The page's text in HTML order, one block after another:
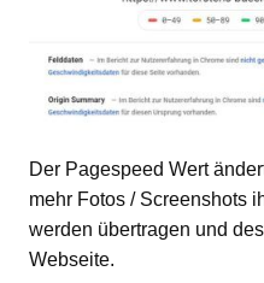
Der Pagespeed Wert
mehr Fotos / Screenshots
werden übertragen und
Webseite.